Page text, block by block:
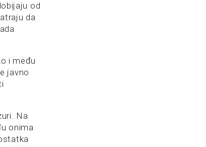
od
da
i među
javno
Na
onima